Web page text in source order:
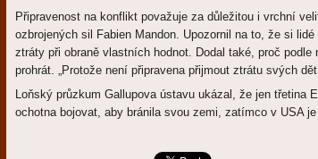
Připravenost na konflikt považuje za důležitou i vrchní
ozbrojených sil Fabien Mandon. Upozornil na to, že si
ztráty při obraně vlastních hodnot. Dodal také, proč podle
prohrát. „Protože není připravena přijmout ztrátu svých
Loňský průzkum Gallupova ústavu ukázal, že jen třetina
ochotna bojovat, aby bránila svou zemi, zatímco v USA